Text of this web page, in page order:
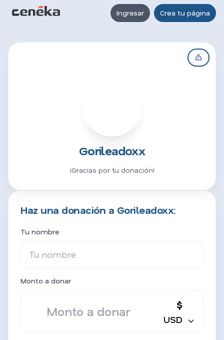
Ingresar Crea tu página
Gorileadoxx
¡Gracias por tu donación!
Haz una donación a Gorileadoxx:
Tu nombre
Monto a donar
$
USD